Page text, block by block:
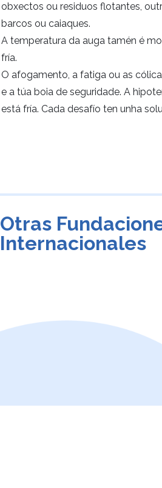
obxectos ou residuos flotantes,
barcos ou caiaques.
A temperatura da auga tamén é
fría.
O afogamento, a fatiga ou as
e a túa boia de seguridade. A
está fría. Cada desafío ten unha
Otras
Internacionales